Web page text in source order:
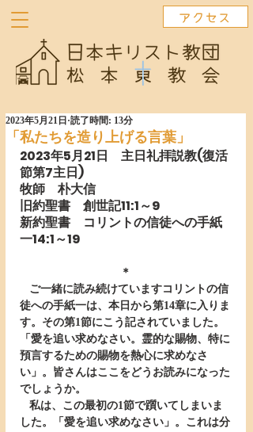
アクセス
「私たちを造り上げる言葉」
2023年5月21日 読了時間: 13分
2023年5月21日　主日礼拝説教(復活
節第7主日)
牧師　朴大信
旧約聖書　創世記11:1～9
新約聖書　コリントの信徒への手紙
一14:1～19
＊
徒への手紙一は、本日から第14章に入りま
す。その第1節にこう記されていました。
「愛を追い求めなさい。霊的な賜物、特に
預言するための賜物を熱心に求めなさ
い」。皆さんはここをどうお読みになった
でしょうか。
した。「愛を追い求めなさい」。これは分